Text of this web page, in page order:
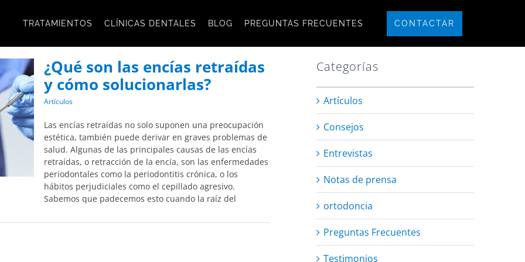
TRATAMIENTOS CLÍNICAS DENTALES BLOG PREGUNTAS FRECUENTES CONTACTAR
¿Qué son las encías retraídas
y cómo solucionarlas?
Artículos
Las encías retraídas no solo suponen una preocupación
estética, también puede derivar en graves problemas de
salud. Algunas de las principales causas de las encías
retraídas, o retracción de la encía, son las enfermedades
periodontales como la periodontitis crónica, o los
hábitos perjudiciales como el cepillado agresivo.
Sabemos que padecemos esto cuando la raíz del
Categorías
Artículos
Consejos
Entrevistas
Notas de prensa
ortodoncia
Preguntas Frecuentes
Testimonios